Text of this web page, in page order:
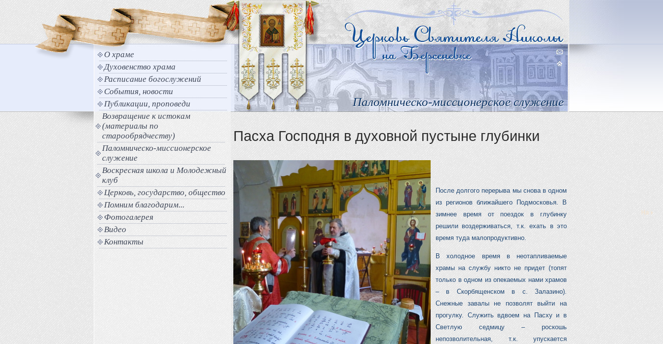
О храме
Духовенство храма
Расписание богослужений
События, новости
Публикации, проповеди
Возвращение к истокам
(материалы по
старообрядчеству)
Паломническо-миссионерское
служение
Воскресная школа и Молодежный
клуб
Церковь, государство, общество
Помним благодарим...
Фотогалерея
Видео
Контакты
Паломническо-миссионерское служение
Пасха Господня в духовной пустыне глубинки
После долгого перерыва мы снова в одном
из регионов ближайшего Подмосковья. В
зимнее время от поездок в глубинку
решили воздерживаться, т.к. ехать в это
время туда малопродуктивно.
В холодное время в неотапливаемые
храмы на службу никто не придет (топят
только в одном из опекаемых нами храмов
– в Скорбященском в с. Залазино).
Снежные завалы не позволят выйти на
прогулку. Служить вдвоем на Пасху и в
Светлую седмицу – роскошь
непозволительная, т.к. упускается